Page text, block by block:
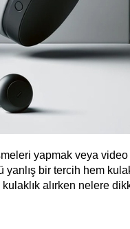
yapmak veya
bir tercih hem
alırken nelere